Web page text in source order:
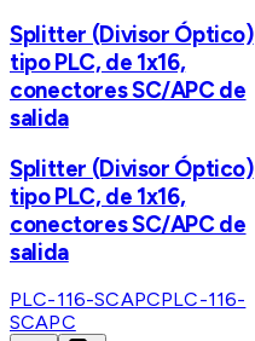
Splitter (Divisor Óptico)
tipo PLC, de 1x16,
conectores SC/APC de
salida
Splitter (Divisor Óptico)
tipo PLC, de 1x16,
conectores SC/APC de
salida
PLC-116-SCAPCPLC-116-
SCAPC